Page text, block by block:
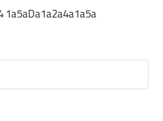
1a5aDa1a2a4a1a5a